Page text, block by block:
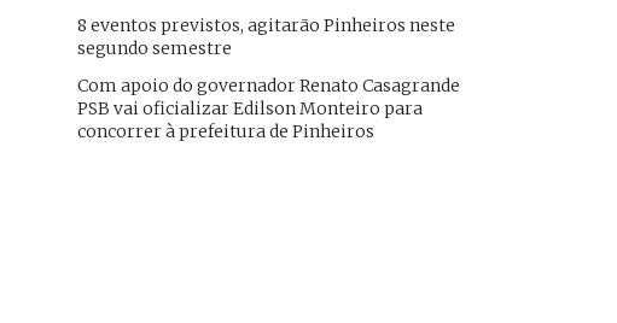
8 eventos previstos, agitarão Pinheiros neste
segundo semestre
Com apoio do governador Renato Casagrande
PSB vai oficializar Edilson Monteiro para
concorrer à prefeitura de Pinheiros